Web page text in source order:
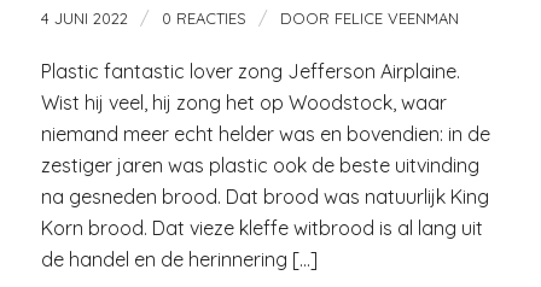
4 JUNI 2022 / 0 REACTIES / DOOR FELICE VEENMAN
Plastic fantastic lover zong Jefferson Airplaine.
Wist hij veel, hij zong het op Woodstock, waar
niemand meer echt helder was en bovendien: in de
zestiger jaren was plastic ook de beste uitvinding
na gesneden brood. Dat brood was natuurlijk King
Korn brood. Dat vieze kleffe witbrood is al lang uit
de handel en de herinnering […]